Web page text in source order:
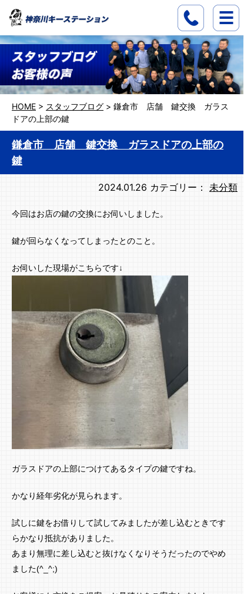
HOME > スタッフブログ > 鎌倉市 店舗 鍵交換 ガラス
ドアの上部の鍵
鎌倉市 店舗 鍵交換 ガラスドアの上部の
鍵
2024.01.26 カテゴリー： 未分類
今回はお店の鍵の交換にお伺いしました。
鍵が回らなくなってしまったとのこと。
お伺いした現場がこちらです↓
ガラスドアの上部につけてあるタイプの鍵ですね。
かなり経年劣化が見られます。
試しに鍵をお借りして試してみましたが差し込むときです
らかなり抵抗がありました。
あまり無理に差し込むと抜けなくなりそうだったのでやめ
ました(^_^;)